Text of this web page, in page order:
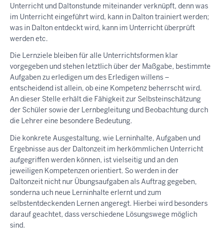
Unterricht und Daltonstunde miteinander verknüpft, denn was
im Unterricht eingeführt wird, kann in Dalton trainiert werden;
was in Dalton entdeckt wird, kann im Unterricht überprüft
werden etc.
Die Lernziele bleiben für alle Unterrichtsformen klar
vorgegeben und stehen letztlich über der Maßgabe, bestimmte
Aufgaben zu erledigen um des Erledigen willens –
entscheidend ist allein, ob eine Kompetenz beherrscht wird.
An dieser Stelle erhält die Fähigkeit zur Selbsteinschätzung
der Schüler sowie der Lernbegleitung und Beobachtung durch
die Lehrer eine besondere Bedeutung.
Die konkrete Ausgestaltung, wie Lerninhalte, Aufgaben und
Ergebnisse aus der Daltonzeit im herkömmlichen Unterricht
aufgegriffen werden können, ist vielseitig und an den
jeweiligen Kompetenzen orientiert. So werden in der
Daltonzeit nicht nur Übungsaufgaben als Auftrag gegeben,
sonderna uch neue Lerninhalte erlernt und zum
selbstentdeckenden Lernen angeregt. Hierbei wird besonders
darauf geachtet, dass verschiedene Lösungswege möglich
sind.